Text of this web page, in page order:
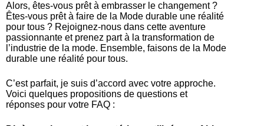
Alors, êtes-vous prêt à embrasser le changement ?
Êtes-vous prêt à faire de la Mode durable une réalité
pour tous ? Rejoignez-nous dans cette aventure
passionnante et prenez part à la transformation de
l’industrie de la mode. Ensemble, faisons de la Mode
durable une réalité pour tous.
C’est parfait, je suis d’accord avec votre approche.
Voici quelques propositions de questions et
réponses pour votre FAQ :